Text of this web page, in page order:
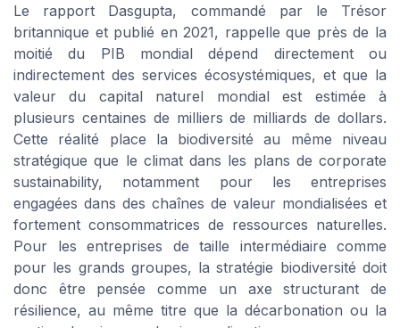
Le rapport Dasgupta, commandé par le Trésor
britannique et publié en 2021, rappelle que près de la
moitié du PIB mondial dépend directement ou
indirectement des services écosystémiques, et que la
valeur du capital naturel mondial est estimée à
plusieurs centaines de milliers de milliards de dollars.
Cette réalité place la biodiversité au même niveau
stratégique que le climat dans les plans de corporate
sustainability, notamment pour les entreprises
engagées dans des chaînes de valeur mondialisées et
fortement consommatrices de ressources naturelles.
Pour les entreprises de taille intermédiaire comme
pour les grands groupes, la stratégie biodiversité doit
donc être pensée comme un axe structurant de
résilience, au même titre que la décarbonation ou la